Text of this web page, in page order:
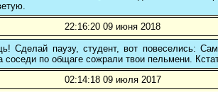
22:16:20 09 июня 2018
Сделай паузу, студент, вот повеселись:
соседи по общаге сожрали твои пельмени.
02:14:18 09 июля 2017